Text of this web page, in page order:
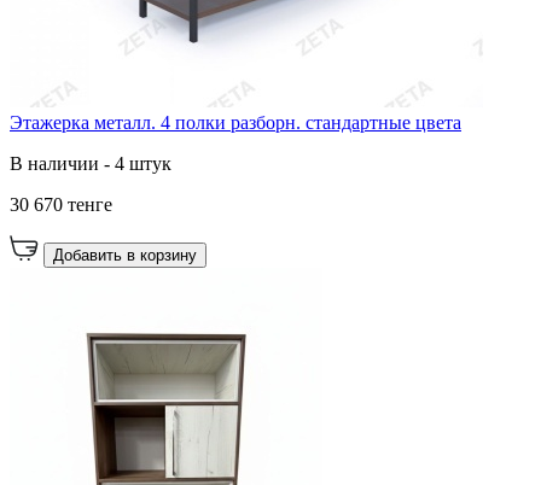
Этажерка металл. 4 полки разборн. стандартные цвета
В наличии - 4 штук
30 670 тенге
Добавить в корзину